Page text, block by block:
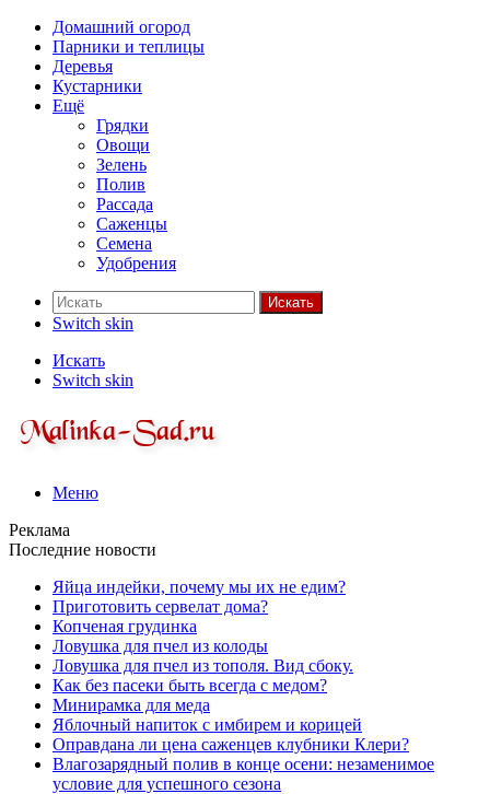
Домашний огород
Парники и теплицы
Деревья
Кустарники
Ещё
Грядки
Овощи
Зелень
Полив
Рассада
Саженцы
Семена
Удобрения
Искать
Switch skin
Искать
Switch skin
Меню
Реклама
Последние новости
Яйца индейки, почему мы их не едим?
Приготовить сервелат⁠⁠ дома?
Копченая грудинка
Ловушка для пчел из колоды
Ловушка для пчел из тополя. Вид сбоку.
Как без пасеки быть всегда с медом?
Минирамка для меда
Яблочный напиток с имбирем и корицей
Оправдана ли цена саженцев клубники Клери?
Влагозарядный полив в конце осени: незаменимое
условие для успешного сезона